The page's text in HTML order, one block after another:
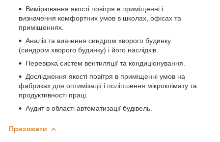
Вимірювання якості повітря в приміщенні і
визначення комфортних умов в школах, офісах та
приміщеннях.
Аналіз та вивчення синдром хворого будинку
(синдром хворого будинку) і його наслідків.
Перевірка систем вентиляції та кондиціонування.
Дослідження якості повітря в приміщенні умов на
фабриках для оптимізації і поліпшення мікроклімату та
продуктивності праці.
Аудит в області автоматизації будівель.
Приховати